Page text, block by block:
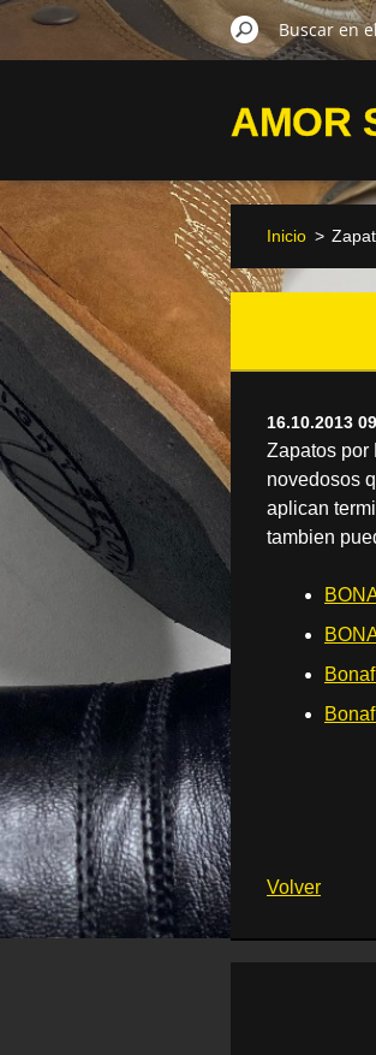
AMOR
Inicio >
16.10.2013
Zapatos por
novedosos
aplican
tambien
Volver